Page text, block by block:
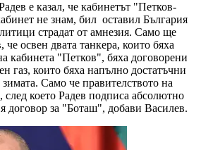
е казал, че кабинетът "Петков-
не знам, бил оставил България
страдат от амнезия. Само ще
освен двата танкера, които бяха
кабинета "Петков", бяха договорени
газ, които бяха напълно достатъчни
Само че правителството на
след което Радев подписа абсолютно
договор за "Боташ", добави Василев.